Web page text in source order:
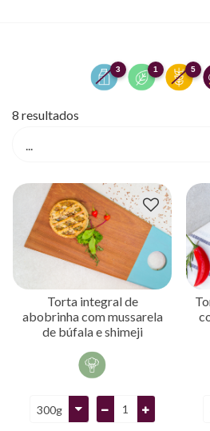
3 1 5
8 resultados
Torta integral de
abobrinha com mussarela
de búfala e shimeji